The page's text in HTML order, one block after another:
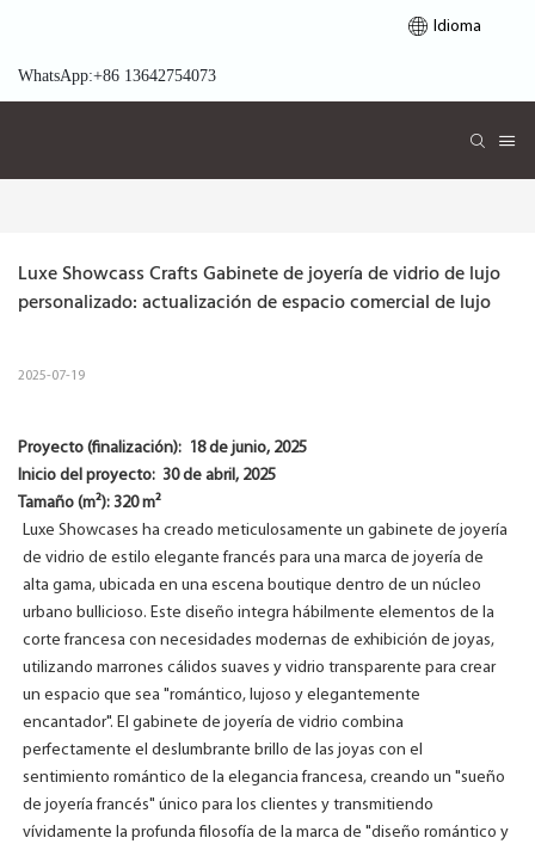
Idioma
WhatsApp:+86 13642754073
Luxe Showcass Crafts Gabinete de joyería de vidrio de lujo
personalizado: actualización de espacio comercial de lujo
2025-07-19
Proyecto (finalización): 18 de junio, 2025
Inicio del proyecto: 30 de abril, 2025
Tamaño (m²): 320 m²
Luxe Showcases ha creado meticulosamente un gabinete de joyería
de vidrio de estilo elegante francés para una marca de joyería de
alta gama, ubicada en una escena boutique dentro de un núcleo
urbano bullicioso. Este diseño integra hábilmente elementos de la
corte francesa con necesidades modernas de exhibición de joyas,
utilizando marrones cálidos suaves y vidrio transparente para crear
un espacio que sea "romántico, lujoso y elegantemente
encantador". El gabinete de joyería de vidrio combina
perfectamente el deslumbrante brillo de las joyas con el
sentimiento romántico de la elegancia francesa, creando un "sueño
de joyería francés" único para los clientes y transmitiendo
vívidamente la profunda filosofía de la marca de "diseño romántico y